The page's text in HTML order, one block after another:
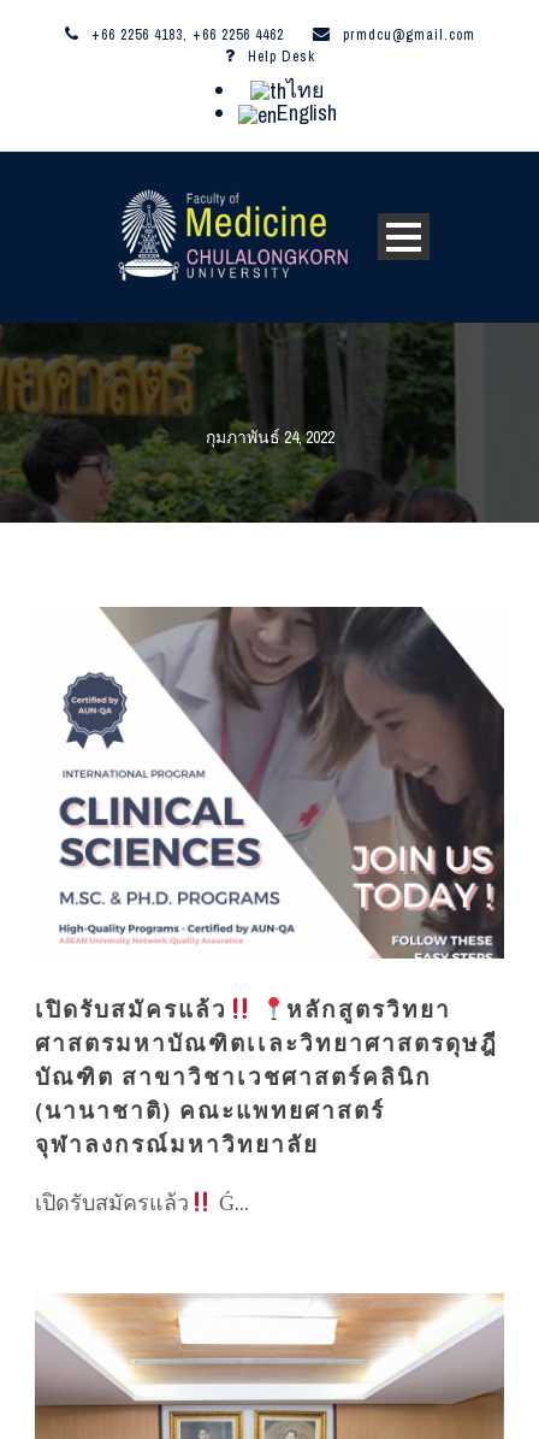
+66 2256 4183, +66 2256 4462
prmdcu@gmail.com
Help Desk
ไทย
English
กุมภาพันธ์ 24, 2022
เปิดรับสมัครแล้ว
หลักสูตรวิทยา
ศาสตรมหาบัณฑิตเเละวิทยาศาสตรดุษฎี
บัณฑิต สาขาวิชาเวชศาสตร์คลินิก
(นานาชาติ) คณะแพทยศาสตร์
จุฬาลงกรณ์มหาวิทยาลัย
เปิดรับสมัครแล้ว Ǵ...